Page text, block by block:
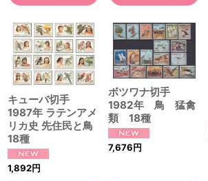
キューバ切手
1987年 ラテンアメ
リカ史 先住民と鳥
18種
1,892円
ボツワナ切手
1982年 鳥 猛禽
類 18種
7,676円